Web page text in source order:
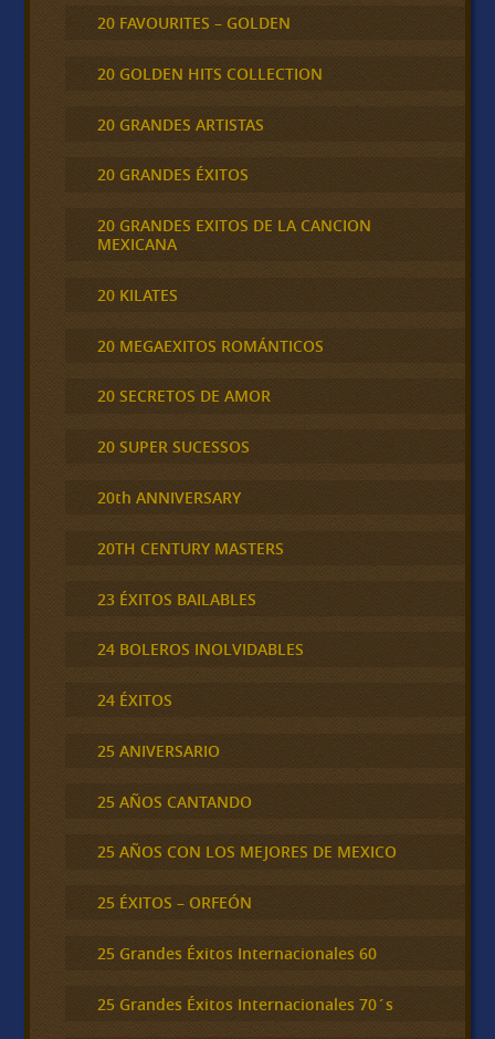
20 FAVOURITES – GOLDEN
20 GOLDEN HITS COLLECTION
20 GRANDES ARTISTAS
20 GRANDES ÉXITOS
20 GRANDES EXITOS DE LA CANCION
MEXICANA
20 KILATES
20 MEGAEXITOS ROMÁNTICOS
20 SECRETOS DE AMOR
20 SUPER SUCESSOS
20th ANNIVERSARY
20TH CENTURY MASTERS
23 ÉXITOS BAILABLES
24 BOLEROS INOLVIDABLES
24 ÉXITOS
25 ANIVERSARIO
25 AÑOS CANTANDO
25 AÑOS CON LOS MEJORES DE MEXICO
25 ÉXITOS – ORFEÓN
25 Grandes Éxitos Internacionales 60
25 Grandes Éxitos Internacionales 70´s